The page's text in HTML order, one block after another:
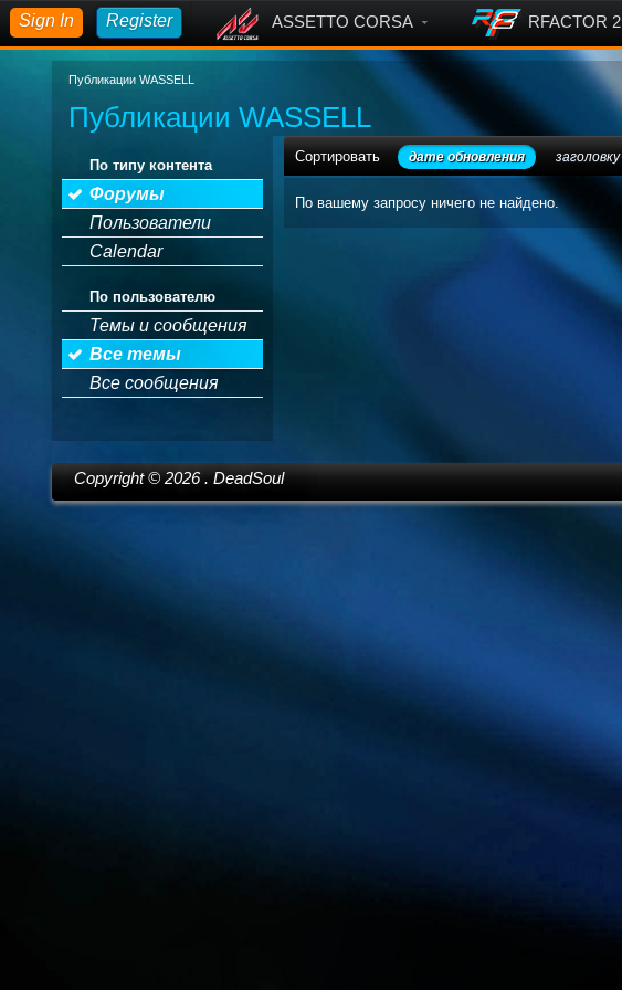
Sign In Register ASSETTO CORSA RFACTOR 2
Публикации WASSELL
Публикации WASSELL
По типу контента
Форумы
Пользователи
Calendar
По пользователю
Темы и сообщения
Все темы
Все сообщения
Сортировать дате обновления заголовку
По вашему запросу ничего не найдено.
Copyright © 2026. DeadSoul